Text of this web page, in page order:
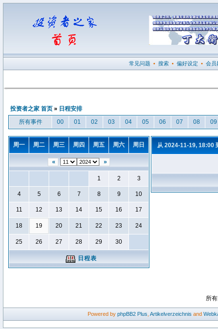
常见问题 • 搜索 • 偏好设定 • 会员
投资者之家 首页 » 日程安排
所有事件
00 01 02 03 04 05 06 07 08 09
周一 周二 周三 周四 周五 周六 周日
« »
1 2 3
4 5 6 7 8 9 10
11 12 13 14 15 16 17
18 19 20 21 22 23 24
25 26 27 28 29 30
日程表
从 2024-11-19, 18:00
所
Powered by phpBB2 Plus Artikelverzeichnis and